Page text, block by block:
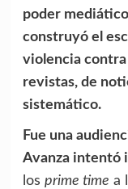
poder
construyó el
violencia
revistas, de
sistemático.
Fue una
Avanza intentó
los prime time a